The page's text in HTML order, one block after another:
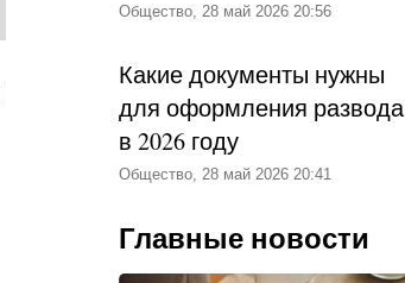
Общество, 28 май 2026 20:56
Какие документы нужны
для оформления развода
в 2026 году
Общество, 28 май 2026 20:41
Главные новости